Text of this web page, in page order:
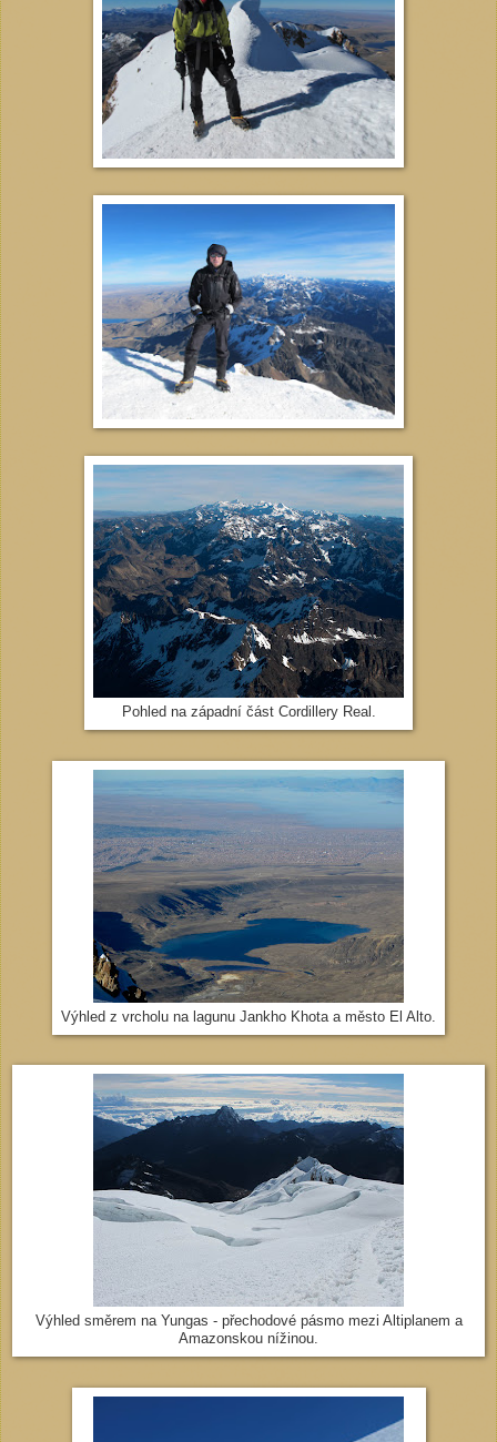
Pohled na západní část Cordillery Real.
Výhled z vrcholu na lagunu Jankho Khota a město El Alto.
Výhled směrem na Yungas - přechodové pásmo mezi Altiplanem a
Amazonskou nížinou.